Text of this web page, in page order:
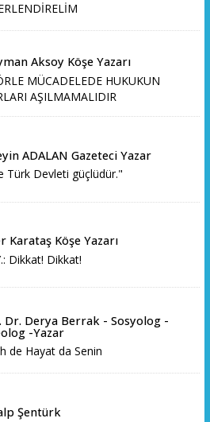
Aksoy Köşe Yazarı
MÜCADELEDE HUKUKUN
AŞILMAMALIDIR
ADALAN Gazeteci Yazar
Türk Devleti güçlüdür."
Karataş Köşe Yazarı
Dikkat! Dikkat!
Dr. Derya Berrak - Sosyolog -
-Yazar
de Hayat da Senin
Şentürk